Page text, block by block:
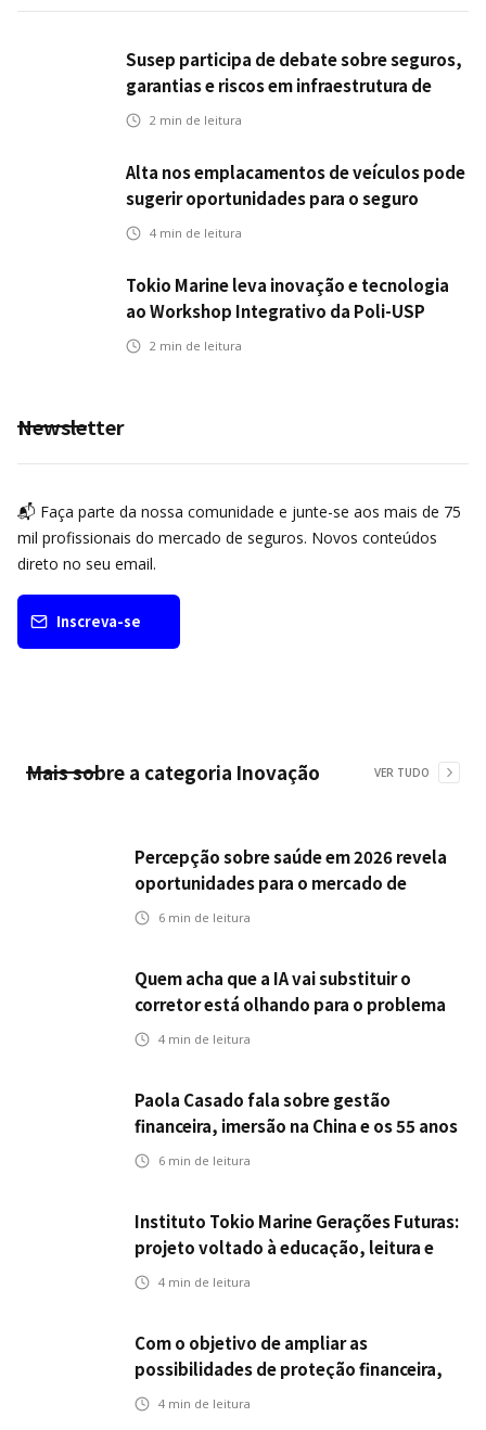
Susep participa de debate sobre seguros,
garantias e riscos em infraestrutura de
transportes
2 min de leitura
Alta nos emplacamentos de veículos pode
sugerir oportunidades para o seguro
automotivo
4 min de leitura
Tokio Marine leva inovação e tecnologia
ao Workshop Integrativo da Poli-USP
2 min de leitura
Newsletter
📬 Faça parte da nossa comunidade e junte-se aos mais de 75
mil profissionais do mercado de seguros. Novos conteúdos
direto no seu email.
Inscreva-se
Mais sobre a categoria Inovação VER TUDO
Percepção sobre saúde em 2026 revela
oportunidades para o mercado de
seguros ampliar cobertura e prevenção
6 min de leitura
Quem acha que a IA vai substituir o
corretor está olhando para o problema
errado
4 min de leitura
Paola Casado fala sobre gestão
financeira, imersão na China e os 55 anos
da ENS
6 min de leitura
Instituto Tokio Marine Gerações Futuras:
projeto voltado à educação, leitura e
empregabilidade
4 min de leitura
Com o objetivo de ampliar as
possibilidades de proteção financeira,
Icatu Seguros eleva capital segurado
4 min de leitura